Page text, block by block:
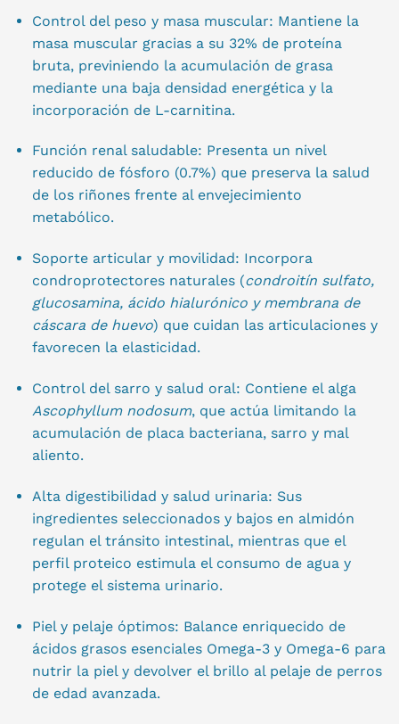
Control del peso y masa muscular: Mantiene la
masa muscular gracias a su 32% de proteína
bruta, previniendo la acumulación de grasa
mediante una baja densidad energética y la
incorporación de L-carnitina.
Función renal saludable: Presenta un nivel
reducido de fósforo (0.7%) que preserva la salud
de los riñones frente al envejecimiento
metabólico.
Soporte articular y movilidad: Incorpora
condroprotectores naturales (condroitín sulfato,
glucosamina, ácido hialurónico y membrana de
cáscara de huevo) que cuidan las articulaciones y
favorecen la elasticidad.
Control del sarro y salud oral: Contiene el alga
Ascophyllum nodosum, que actúa limitando la
acumulación de placa bacteriana, sarro y mal
aliento.
Alta digestibilidad y salud urinaria: Sus
ingredientes seleccionados y bajos en almidón
regulan el tránsito intestinal, mientras que el
perfil proteico estimula el consumo de agua y
protege el sistema urinario.
Piel y pelaje óptimos: Balance enriquecido de
ácidos grasos esenciales Omega-3 y Omega-6 para
nutrir la piel y devolver el brillo al pelaje de perros
de edad avanzada.